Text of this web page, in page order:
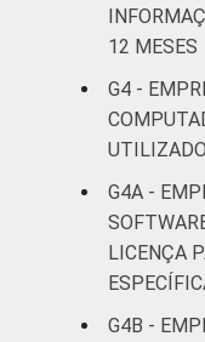
12 MESES
G4 -
G4A -
LICENÇA
G4B -